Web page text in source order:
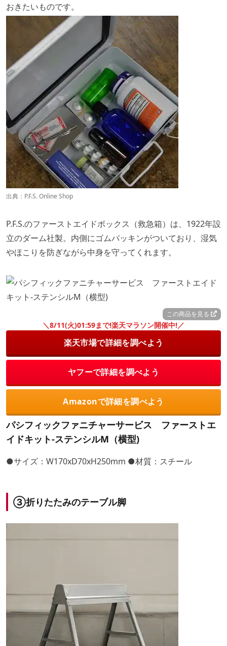
おきたいものです。
出典： P.F.S. Online Shop
P.F.S.のファーストエイドボックス（救急箱）は、1922年設
立のダーム社製。内側にゴムパッキンがついており、湿気
やほこりを防ぎながら中身を守ってくれます。
この商品を見る
＼8/11(火)01:59まで!楽天マラソン開催中!／
楽天市場で詳細を調べよう
ヤフーで詳細を調べよう
Amazonで詳細を調べよう
パシフィックファニチャーサービス ファーストエ
イドキット-ステンシルM（横型)
●サイズ：W170xD70xH250mm ●材質：スチール
③折りたたみのテーブル脚